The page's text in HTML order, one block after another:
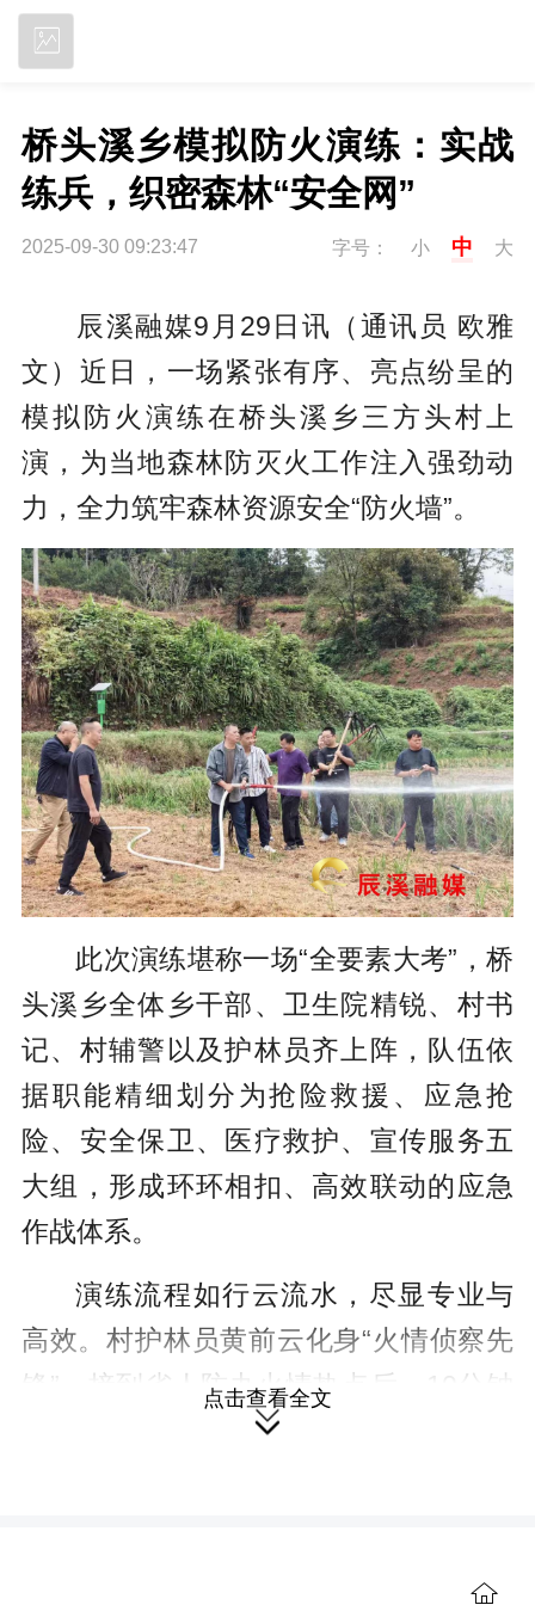
桥头溪乡模拟防火演练：实战
练兵，织密森林“安全网”
2025-09-30 09:23:47 字号： 小 中 大
辰溪融媒9月29日讯（通讯员 欧雅
文）近日，一场紧张有序、亮点纷呈的
模拟防火演练在桥头溪乡三方头村上
演，为当地森林防灭火工作注入强劲动
力，全力筑牢森林资源安全“防火墙”。
此次演练堪称一场“全要素大考”，桥
头溪乡全体乡干部、卫生院精锐、村书
记、村辅警以及护林员齐上阵，队伍依
据职能精细划分为抢险救援、应急抢
险、安全保卫、医疗救护、宣传服务五
大组，形成环环相扣、高效联动的应急
作战体系。
演练流程如行云流水，尽显专业与
高效。村护林员黄前云化身“火情侦察先
锋”，接到省人防办火情热点后，10分钟
内确认任务并火速报告，应急集结的“冲
点击查看全文
